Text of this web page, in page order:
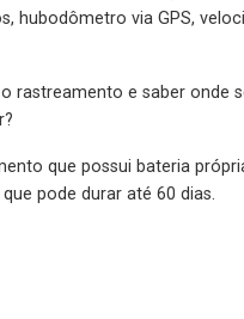
hubodômetro via GPS,
rastreamento e saber onde
que possui bateria
pode durar até 60 dias.